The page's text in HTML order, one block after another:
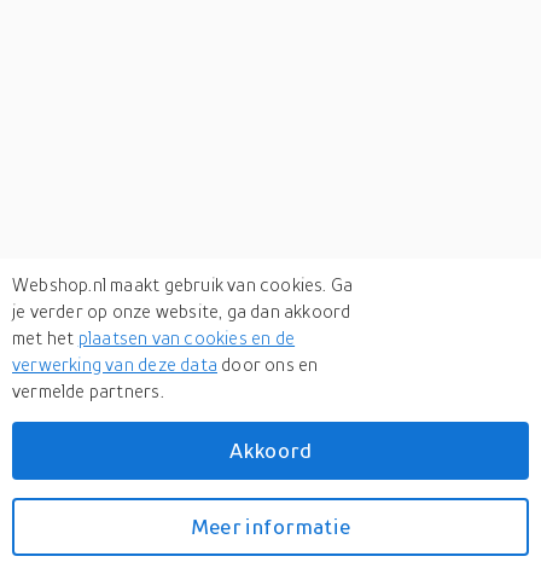
gerelateerde categorieën
Kantoor
Webshop.nl maakt gebruik van cookies. Ga
je verder op onze website, ga dan akkoord
met het plaatsen van cookies en de
verwerking van deze data door ons en
vermelde partners.
Akkoord
Meer informatie